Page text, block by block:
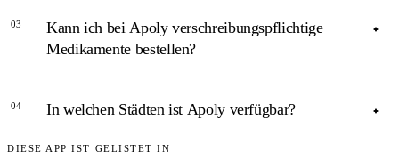
Laut Apoly.de sollen Bestellungen noch am gleichen Abend
geliefert werden — vorausgesetzt, die Bestellung erfolgt
variieren.
03
Kann ich bei Apoly verschreibungspflichtige
Medikamente bestellen?
Für verschreibungspflichtige Arzneimittel ist immer ein
unterstützt, hängt von den jeweiligen Partnerap otheken ab.
04 In welchen Städten ist Apoly verfügbar?
ANTWORT
DIESE APP IST GELISTET IN